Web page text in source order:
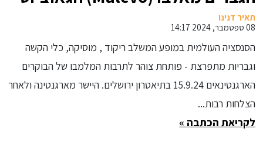
של ארגנטינה תגיע לישראל
תאיר דנינו
08 ספטמבר, 2024 14:17
הסנסציה העולמית במופע המשלב ריקוד , מוסיקה, כלי הקשה
וגבריות מתפרצת - פותחת צוהר לתרבות המלמבו של הבוקרים
הארגנטינאים 15.9.24 בתיאטרון ירושלים. היישר מארגנטינה ולאחר
הצלחות רבות...
לקריאת הכתבה »